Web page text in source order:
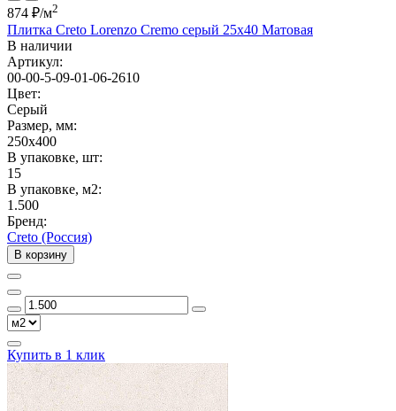
874 ₽/м2
Плитка Creto Lorenzo Cremo серый 25x40 Матовая
В наличии
Артикул:
00-00-5-09-01-06-2610
Цвет:
Серый
Размер, мм:
250x400
В упаковке, шт:
15
В упаковке, м2:
1.500
Бренд:
Creto (Россия)
В корзину
Купить в 1 клик